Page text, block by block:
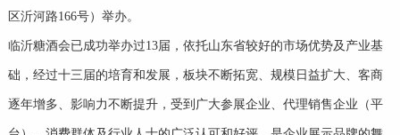
区沂河路166号）举办。
临沂糖酒会已成功举办过13届，依托山东省较好的市场优势及产业基
础，经过十三届的培育和发展，板块不断拓宽、规模日益扩大、客商
逐年增多、影响力不断提升，受到广大参展企业、代理销售企业（平